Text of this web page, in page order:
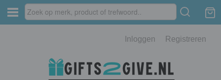
Inloggen Registreren